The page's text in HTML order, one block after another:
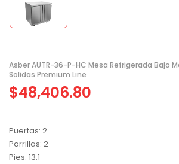
Asber AUTR-36-P-HC Mesa Refrigerada Bajo
Solidas Premium Line
$48,406.80
Puertas: 2
Parrillas: 2
Pies: 13.1